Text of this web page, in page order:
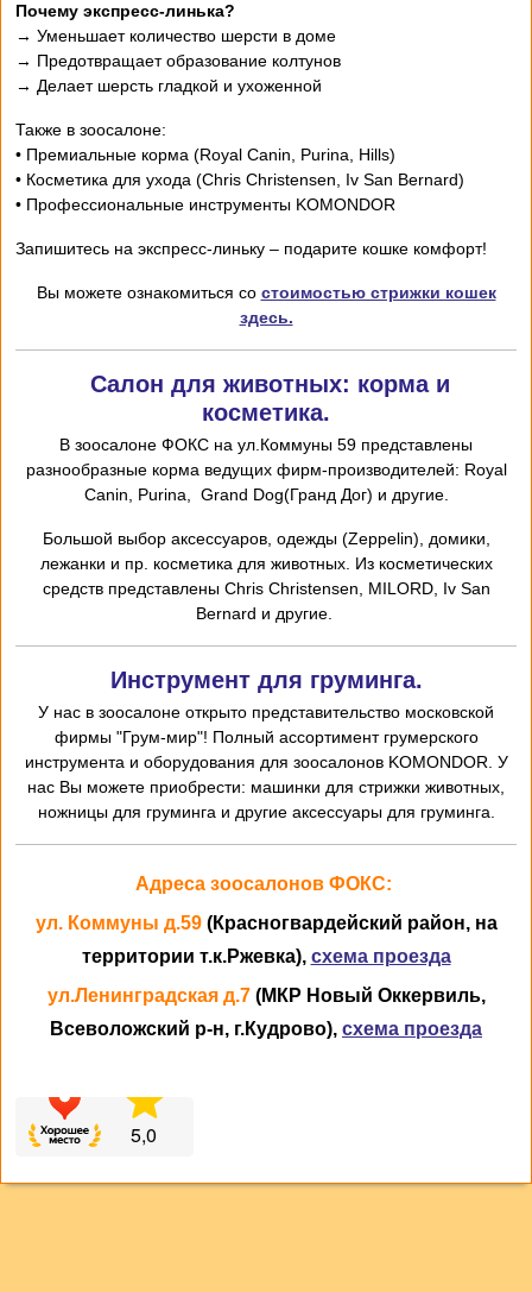
Почему экспресс-линька?
→ Уменьшает количество шерсти в доме
→ Предотвращает образование колтунов
→ Делает шерсть гладкой и ухоженной
Также в зоосалоне:
• Премиальные корма (Royal Canin, Purina, Hills)
• Косметика для ухода (Chris Christensen, Iv San Bernard)
• Профессиональные инструменты KOMONDOR
Запишитесь на экспресс-линьку – подарите кошке комфорт!
Вы можете ознакомиться со стоимостью стрижки кошек
здесь.
Салон для животных: корма и
косметика.
В зоосалоне ФОКС на ул.Коммуны 59 представлены
разнообразные корма ведущих фирм-производителей: Royal
Canin, Purina, Grand Dog(Гранд Дог) и другие.
Большой выбор аксессуаров, одежды (Zeppelin), домики,
лежанки и пр. косметика для животных. Из косметических
средств представлены ChrisChristensen, MILORD, Iv San
Bernard и другие.
Инструмент для груминга.
У нас в зоосалоне открыто представительство московской
фирмы "Грум-мир"! Полный ассортимент грумерского
инструмента и оборудования для зоосалонов KOMONDOR. У
нас Вы можете приобрести: машинки для стрижки животных,
ножницы для груминга и другие аксессуары для груминга.
Адреса зоосалонов ФОКС:
ул. Коммуны д.59 (Красногвардейский район, на
территории т.к.Ржевка), схема проезда
ул.Ленинградская д.7 (МКР Новый Оккервиль,
Всеволожский р-н, г.Кудрово), схема проезда